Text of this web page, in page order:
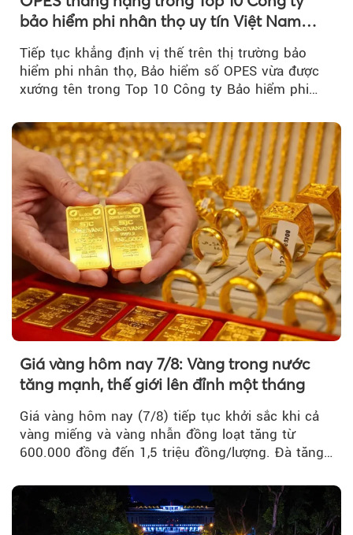
bảo hiểm phi nhân thọ uy tín Việt Nam
Tiếp tục khẳng định vị thế trên thị trường bảo
hiểm phi nhân thọ, Bảo hiểm số OPES vừa được
xướng tên trong Top 10 Công ty Bảo hiểm phi
Giá vàng hôm nay 7/8: Vàng trong nước
tăng mạnh, thế giới lên đỉnh một tháng
Giá vàng hôm nay (7/8) tiếp tục khởi sắc khi cả
vàng miếng và vàng nhẫn đồng loạt tăng từ
600.000 đồng đến 1,5 triệu đồng/lượng. Đà tăng
vàng thế giới bứt phá lên mức cao nhất trong
một tháng.